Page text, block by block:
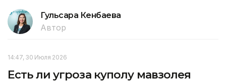
Гульсара Кенбаева
Автор
14:47, 30 Июля 2026
Есть ли угроза куполу мавзолея